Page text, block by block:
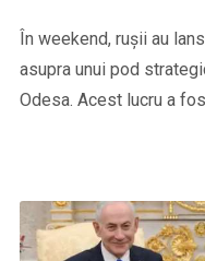
În weekend, rușii au
asupra unui pod
Odesa. Acest lucru a